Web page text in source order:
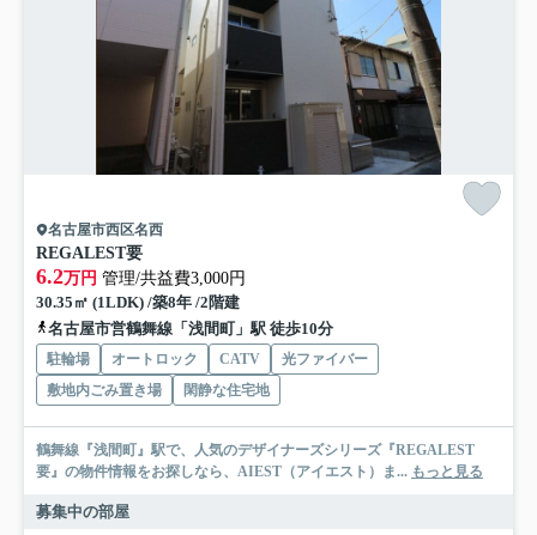
名古屋市西区名西
REGALEST要
6.2万円 管理/共益費3,000円
30.35㎡ (1LDK) /築8年 /2階建
名古屋市営鶴舞線「浅間町」駅 徒歩10分
駐輪場 オートロック CATV
光ファイバー
敷地内ごみ置き場
閑静な住宅地
鶴舞線『浅間町』駅で、人気のデザイナーズシリーズ『REGALEST
要』の物件情報をお探しなら、AIEST（アイエスト）ま... もっと見る
募集中の部屋